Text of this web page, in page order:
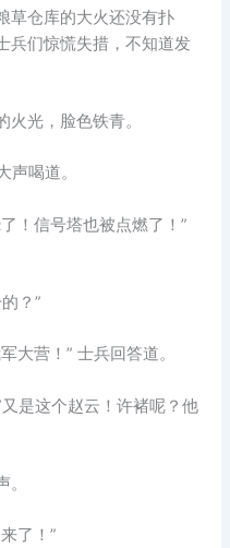
草仓库的大火还没有扑
兵们惊慌失措，不知道发
光，脸色铁青。
声喝道。
！信号塔也被点燃了！”
？”
大营！” 士兵回答道。
是这个赵云！许褚呢？他
了！”